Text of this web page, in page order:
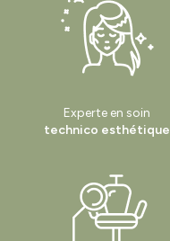
Experte en soin
technico esthétique